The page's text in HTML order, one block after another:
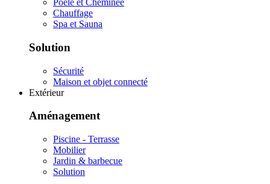
Poêle et Cheminée
Chauffage
Spa et Sauna
Solution
Sécurité
Maison et objet connecté
Extérieur
Aménagement
Piscine - Terrasse
Mobilier
Jardin & barbecue
Solution